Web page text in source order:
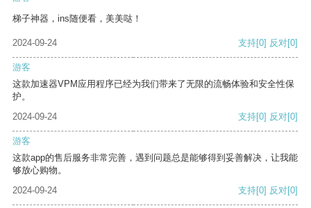
梯子神器，ins随便看，美美哒！
2024-09-24 支持[0] 反对[0]
游客
这款加速器VPM应用程序已经为我们带来了无限的流畅体验和安全性保
护。
2024-09-24
支持[0] 反对[0]
游客
这款app的售后服务非常完善，遇到问题总是能够得到妥善解决，让我能
够放心购物。
2024-09-24
支持[0] 反对[0]